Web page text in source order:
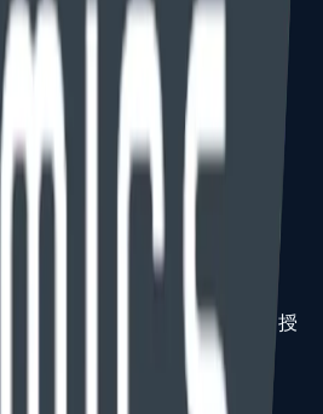
方费用 + 最多 2 次 OA 答复 + 授